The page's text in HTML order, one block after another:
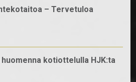
– Tervetuloa
kotiottelulla HJK:ta